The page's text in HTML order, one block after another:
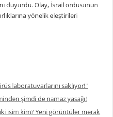
duyurdu. Olay, İsrail ordusunun
yönelik eleştirileri
laboratuvarlarını saklıyor!"
şimdi de namaz yasağı!
isim kim? Yeni görüntüler merak